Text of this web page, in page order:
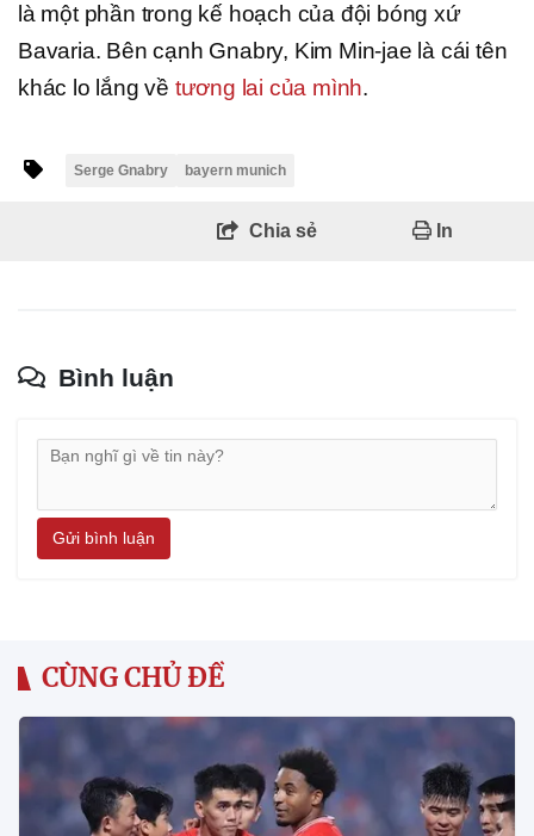
là một phần trong kế hoạch của đội bóng xứ
Bavaria. Bên cạnh Gnabry, Kim Min-jae là cái tên
khác lo lắng về tương lai của mình.
Serge Gnabry bayern munich
Chia sẻ In
Bình luận
Gửi bình luận
CÙNG CHỦ ĐỀ